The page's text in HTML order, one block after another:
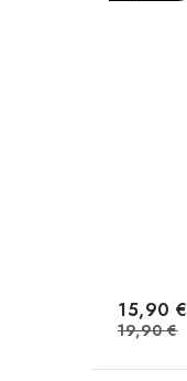
15,90 €
19,90 €